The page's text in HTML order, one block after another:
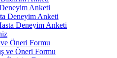
Anketi
Deneyim Anketi
Deneyim Anketi
Öneri Formu
ve Öneri Formu